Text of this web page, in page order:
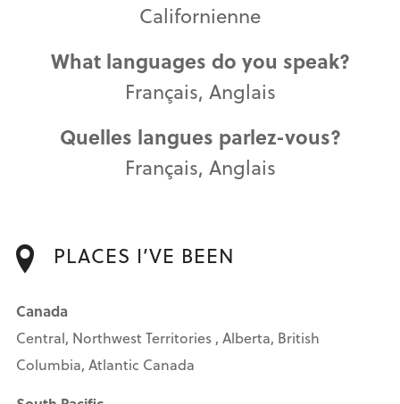
Californienne
What languages do you speak?
Français, Anglais
Quelles langues parlez-vous?
Français, Anglais
PLACES I’VE BEEN
Canada
Central, Northwest Territories , Alberta, British
Columbia, Atlantic Canada